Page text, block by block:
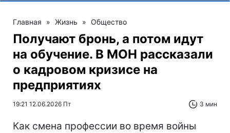
Главная » Жизнь » Общество
Получают бронь, а потом идут
на обучение. В МОН рассказали
о кадровом кризисе на
предприятиях
19:21 12.06.2026 Пт 3 мин
Как смена профессии во время войны